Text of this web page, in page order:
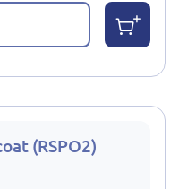
(RSPO2)